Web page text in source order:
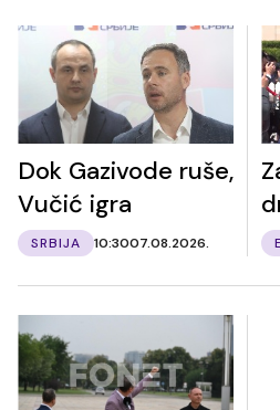
Dok Gazivode ruše,
Vučić igra
SRBIJA 10:3007.08.2026.